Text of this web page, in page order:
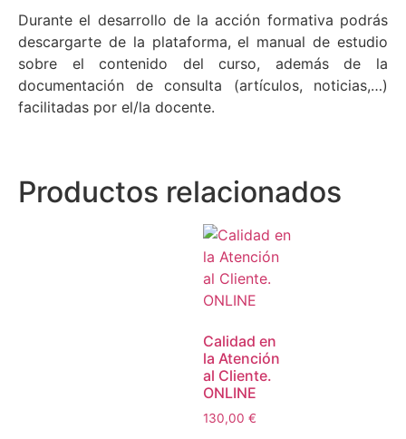
Durante el desarrollo de la acción formativa podrás
descargarte de la plataforma, el manual de estudio
sobre el contenido del curso, además de la
documentación de consulta (artículos, noticias,…)
facilitadas por el/la docente.
Productos relacionados
Calidad en
la Atención
al Cliente.
ONLINE
130,00 €